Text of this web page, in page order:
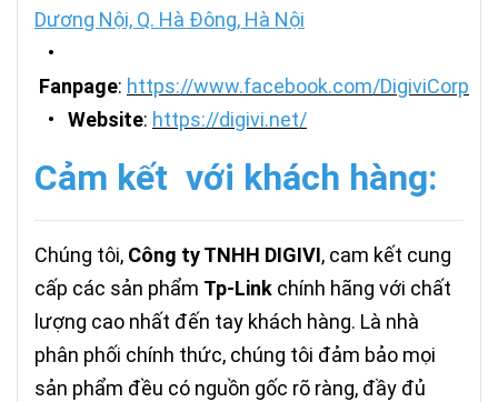
Dương Nội, Q. Hà Đông, Hà Nội
•
Fanpage: https://www.facebook.com/DigiviCorp
• Website: https://digivi.net/
Cảm kết với khách hàng:
Chúng tôi, Công ty TNHH DIGIVI, cam kết cung
cấp các sản phẩm Tp-Link chính hãng với chất
lượng cao nhất đến tay khách hàng. Là nhà
phân phối chính thức, chúng tôi đảm bảo mọi
sản phẩm đều có nguồn gốc rõ ràng, đầy đủ